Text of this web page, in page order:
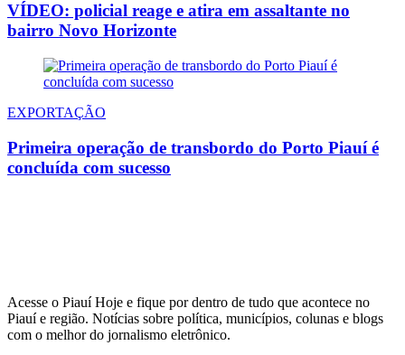
VÍDEO: policial reage e atira em assaltante no
bairro Novo Horizonte
EXPORTAÇÃO
Primeira operação de transbordo do Porto Piauí é
concluída com sucesso
Acesse o Piauí Hoje e fique por dentro de tudo que acontece no
Piauí e região. Notícias sobre política, municípios, colunas e blogs
com o melhor do jornalismo eletrônico.